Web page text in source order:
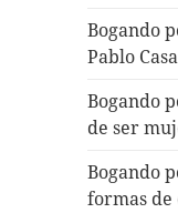
Bogando
Pablo
Bogando
de ser
Bogando
formas